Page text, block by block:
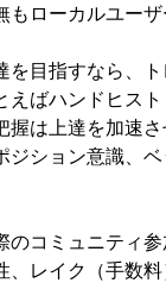
もローカルユー
を目指すなら、
えばハンドヒス
握は上達を加速
ジション意識、
のコミュニティ
、レイク（手数